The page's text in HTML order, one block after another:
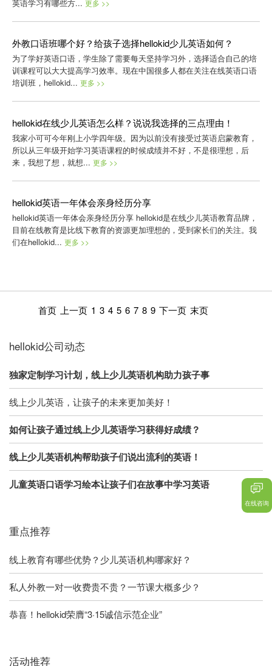
英语学习有哪些方... 更多 >>
外教口语班哪个好？给孩子选择hellokid少儿英语如何？
为了学好英语口语，学生除了需要每天坚持学习外，选择适合自己的培
训课程可以大大提高学习效率。现在中国很多人都在关注在线英语口语
培训班，hellokid... 更多 >>
hellokid在线少儿英语怎么样？说说我选择的三点理由！
我家小可可今年刚上小学四年级。因为以前没有接受过英语启蒙教育，
所以从三年级开始学习英语课程的时候成绩并不好，不是很理想，后
来，我想了想，就想... 更多 >>
hellokid英语一年体会亲身经历分享
hellokid英语一年体会亲身经历分享 hellokid是在线少儿英语教育品牌，
目前在线教育是比线下教育的资源更加理想的，受到家长们的关注。我
们在hellokid... 更多 >>
首页 上一页 1 3 4 5 6 7 8 9 下一页 末页
hellokid公司动态
独家定制学习计划，线上少儿英语机构助力孩子事
线上少儿英语，让孩子的未来更加美好！
如何让孩子通过线上少儿英语学习获得好成绩？
线上少儿英语机构帮助孩子们说出流利的英语！
儿童英语口语学习绘本让孩子们在故事中学习英语
重点推荐
线上教育有哪些优势？少儿英语机构哪家好？
私人外教一对一收费贵不贵？一节课大概多少？
恭喜！hellokid荣膺“3·15诚信示范企业”
活动推荐
在线咨询